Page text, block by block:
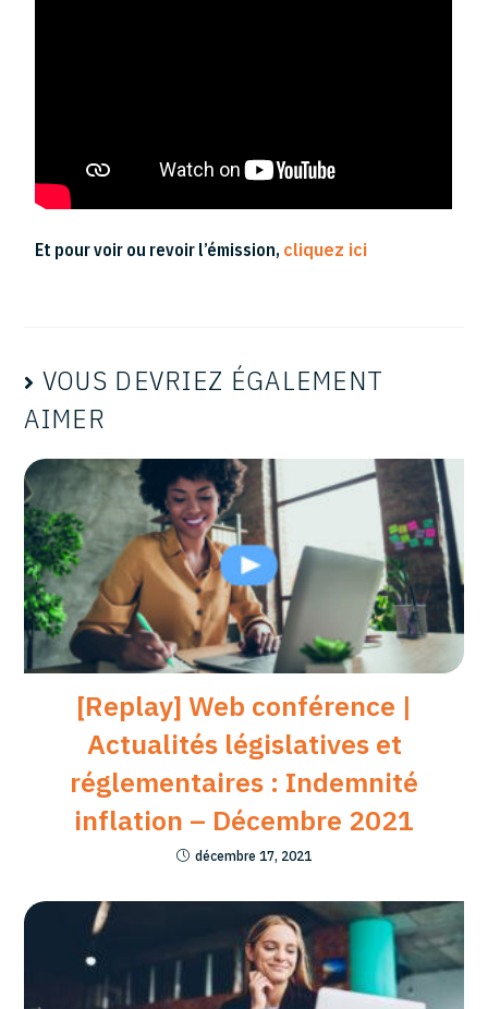
Et pour voir ou revoir l’émission, cliquez ici
VOUS DEVRIEZ ÉGALEMENT
AIMER
[Replay] Web conférence |
Actualités législatives et
réglementaires : Indemnité
inflation – Décembre 2021
décembre 17, 2021